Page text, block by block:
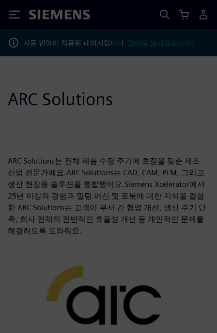
Siemens
자동 번역이 적용된 페이지입니다. 영어로 보시겠습니까?
ARC Solutions
ARC Solutions는 전체 제품 수명 주기에 초점을 맞춘 제조
산업 전문가예요.ARC Solutions는 CAD, CAM, PLM, 그리고
생산 현장용 솔루션을 통합했어요.Siemens Xcelerator에서
25년 이상의 경험과 밀링 머신 및 로봇에 대한 지식을 결합
한 ARC Solutions는 고객이 부서 간 협업 개선, 생산 주기 단
축, 회사 전체의 전반적인 효율성 개선 등 개인적인 문제를
해결하도록 도와줘요.